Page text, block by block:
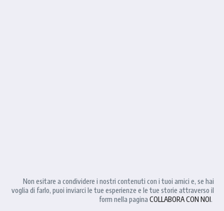
Non esitare a condividere i nostri contenuti con i tuoi amici e, se hai
voglia di farlo, puoi inviarci le tue esperienze e le tue storie attraverso il
form nella pagina COLLABORA CON NOI.